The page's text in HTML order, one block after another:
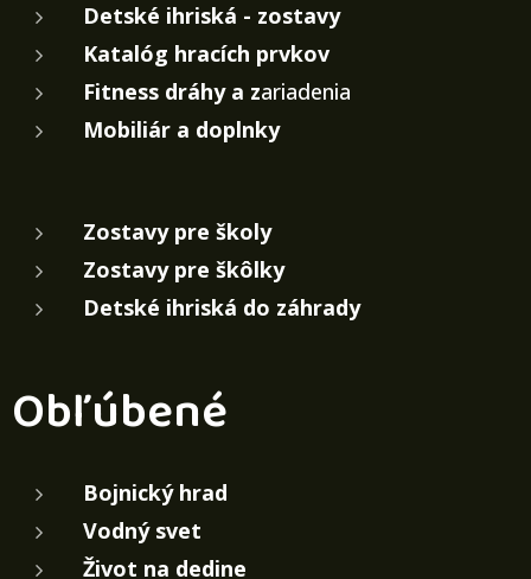
Detské ihriská - zostavy
Katalóg hracích prvkov
Fitness dráhy a zariadenia
Mobiliár a doplnky
Zostavy pre školy
Zostavy pre škôlky
Detské ihriská do záhrady
Obľúbené
Bojnický hrad
Vodný svet
Život na dedine